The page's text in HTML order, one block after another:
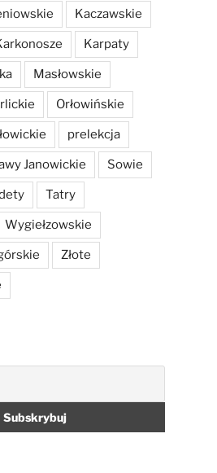
Kaczawskie
Karpaty
Masłowskie
Orłowińskie
prelekcja
Janowickie Sowie
Tatry
Wygiełzowskie
Złote